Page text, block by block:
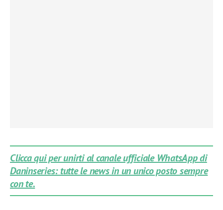
Clicca qui per unirti al canale ufficiale WhatsApp di
Daninseries: tutte le news in un unico posto sempre
con te.